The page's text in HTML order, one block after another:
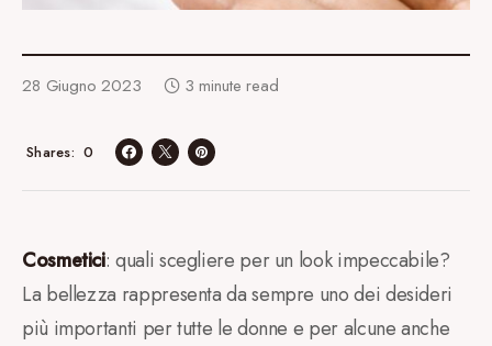
28 Giugno 2023 3 minute read
0
Shares
Cosmetici: quali scegliere per un look impeccabile?
La bellezza rappresenta da sempre uno dei desideri
più importanti per tutte le donne e per alcune anche